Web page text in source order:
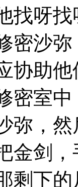
找呀
密沙
协助
密室
弥，
金剑
剩下